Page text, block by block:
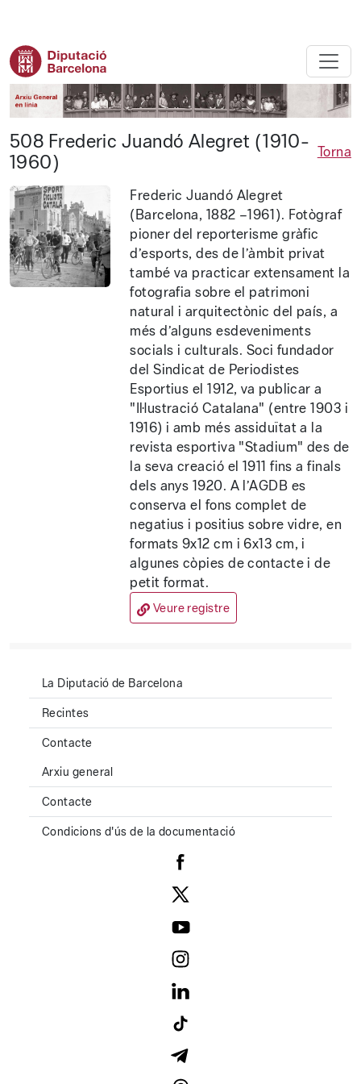
Diputació de Barcelona - Arxiu
508 Frederic Juandó Alegret (1910-
1960)
Torna
Frederic Juandó Alegret
(Barcelona, 1882 –1961). Fotògraf
pioner del reporterisme gràfic
d’esports, des de l’àmbit privat
també va practicar extensament la
fotografia sobre el patrimoni
natural i arquitectònic del país, a
més d’alguns esdeveniments
socials i culturals. Soci fundador
del Sindicat de Periodistes
Esportius el 1912, va publicar a
"Il·lustració Catalana" (entre 1903 i
1916) i amb més assiduïtat a la
revista esportiva "Stadium" des de
la seva creació el 1911 fins a finals
dels anys 1920. A l’AGDB es
conserva el fons complet de
negatius i positius sobre vidre, en
formats 9x12 cm i 6x13 cm, i
algunes còpies de contacte i de
petit format.
Veure registre
La Diputació de Barcelona
Recintes
Contacte
Arxiu general
Contacte
Condicions d'ús de la documentació